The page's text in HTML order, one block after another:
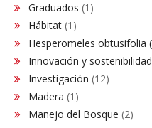
Graduados (1)
Hábitat (1)
Hesperomeles obtusifolia
Innovación y sostenibilidad
Investigación (12)
Madera (1)
Manejo del Bosque (2)